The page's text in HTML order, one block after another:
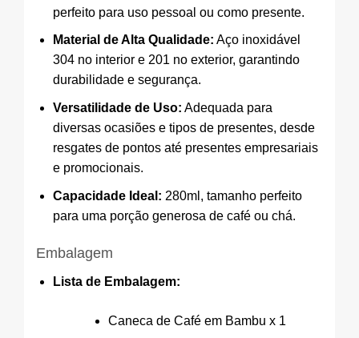
perfeito para uso pessoal ou como presente.
Material de Alta Qualidade: Aço inoxidável
304 no interior e 201 no exterior, garantindo
durabilidade e segurança.
Versatilidade de Uso: Adequada para
diversas ocasiões e tipos de presentes, desde
resgates de pontos até presentes empresariais
e promocionais.
Capacidade Ideal: 280ml, tamanho perfeito
para uma porção generosa de café ou chá.
Embalagem
Lista de Embalagem:
Caneca de Café em Bambu x 1